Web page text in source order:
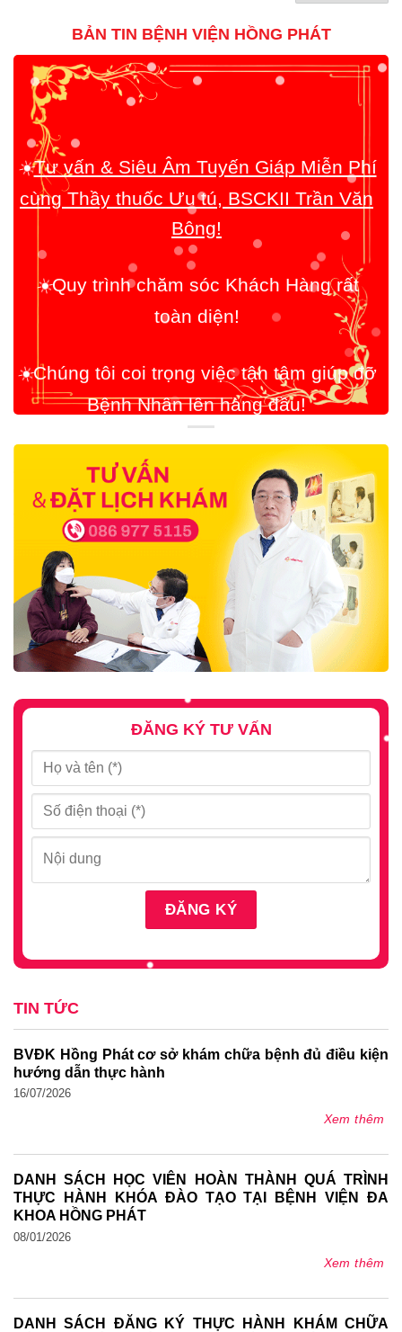
BẢN TIN BỆNH VIỆN HỒNG PHÁT
☀️Tư vấn & Siêu Âm Tuyến Giáp Miễn Phí
cùng Thầy thuốc Ưu tú, BSCKII Trần Văn
Bông!
Quy trình chăm sóc Khách Hàng rất
toàn diện!
Chúng tôi coi trọng việc tận tâm giúp đỡ
ĐĂNG KÝ TƯ VẤN
TIN TỨC
BVĐK Hồng Phát cơ sở khám chữa bệnh đủ điều kiện
hướng dẫn thực hành
16/07/2026
Xem thêm
DANH SÁCH HỌC VIÊN HOÀN THÀNH QUÁ TRÌNH
THỰC HÀNH KHÓA ĐÀO TẠO TẠI BỆNH VIỆN ĐA
KHOA HỒNG PHÁT
08/01/2026
Xem thêm
DANH SÁCH ĐĂNG KÝ THỰC HÀNH KHÁM CHỮA